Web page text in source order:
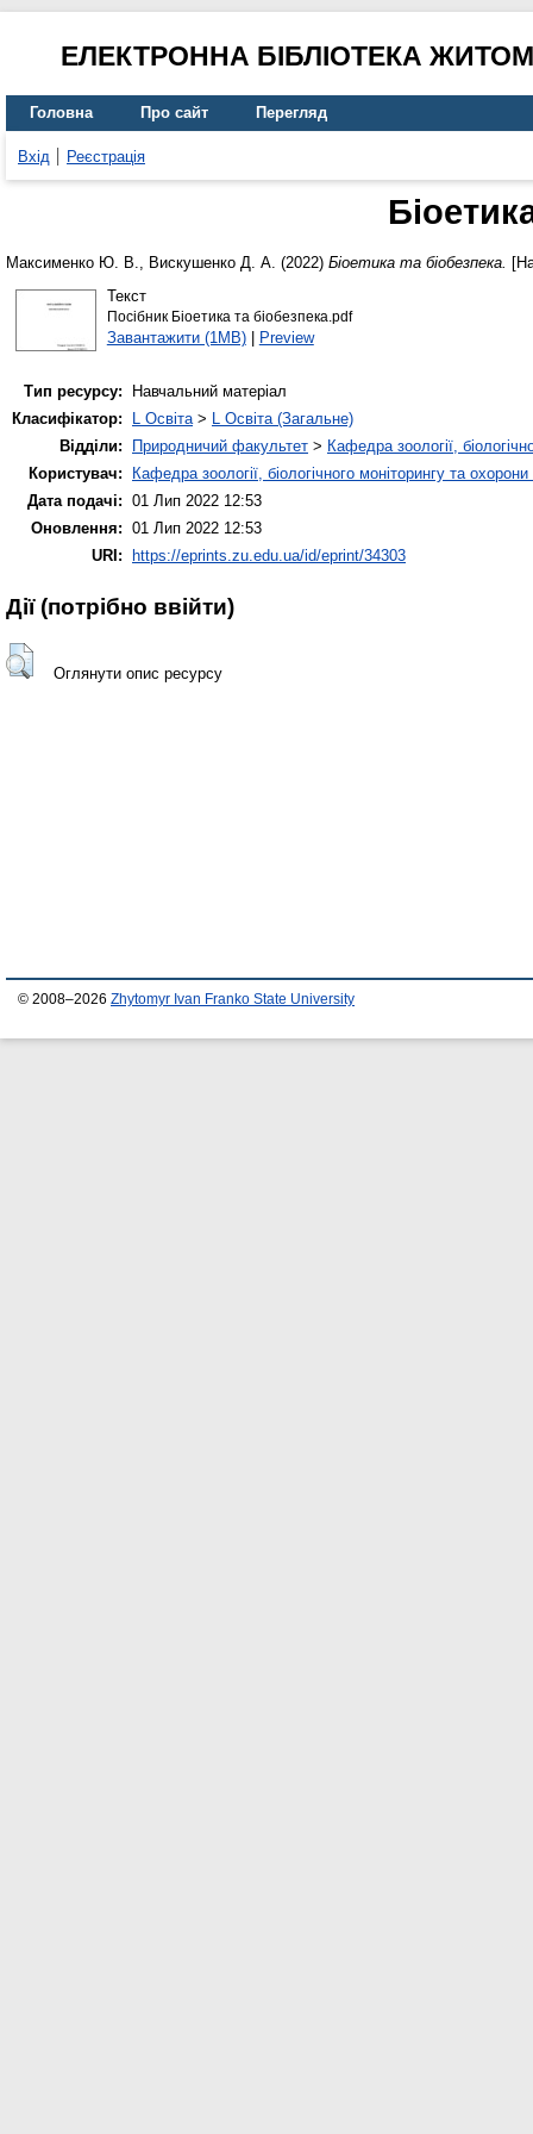
ЕЛЕКТРОННА БІБЛІОТЕКА
Головна Про сайт Перегляд
Вхід Реєстрація
Максименко Ю. В., Вискушенко Д. А. (2022) Біоетика та біобезпека.
Текст
Посібник Біоетика та біобезпека.pdf
Завантажити (1MB)| Preview
Тип ресурсу:
Навчальний матеріал
Класифікатор:
L Освіта> L Освіта (Загальне)
Відділи:
Природничий факультет > Кафедра зоології,
Користувач:
Кафедра зоології, біологічного моніторингу та
Дата подачі: 01 Лип 2022 12:53
Оновлення: 01 Лип 2022 12:53
URI:
https://eprints.zu.edu.ua/id/eprint/34303
Дії ​​(потрібно ввійти)
Оглянути опис ресурсу
© 2008–2026 Zhytomyr Ivan Franko State University